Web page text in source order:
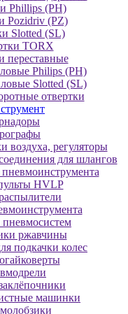
Phillips (PH)
Pozidriv (PZ)
Slotted (SL)
TORX
переставные
Philips (PH)
Slotted (SL)
отвертки
воздуха, регуляторы
для шлангов
HVLP
пневмосистем
ржавчины
подкачки колес
машинки